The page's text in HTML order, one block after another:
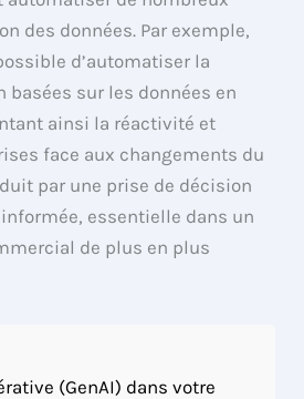
des données. Par exemple,
d’automatiser la
basées sur les données en
ainsi la réactivité et
face aux changements du
par une prise de décision
essentielle dans un
de plus en plus
(GenAI) dans votre